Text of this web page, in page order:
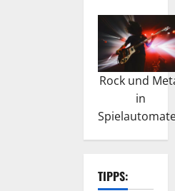
Rock und
in
TIPPS: